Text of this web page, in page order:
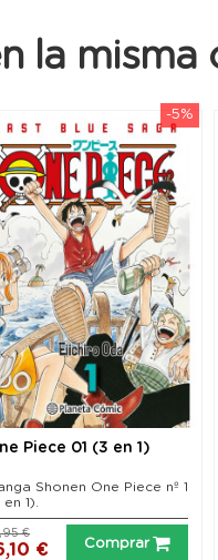
la misma
-5%
Piece 01 (3 en 1)
Shonen One Piece nº 1
1).
€
€
Comprar